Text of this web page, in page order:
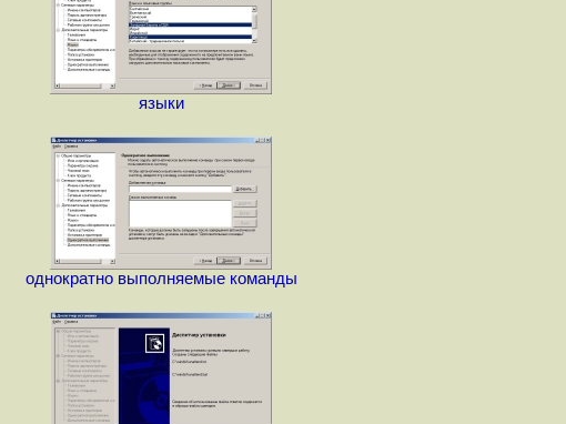
языки
однократно выполняемые команды